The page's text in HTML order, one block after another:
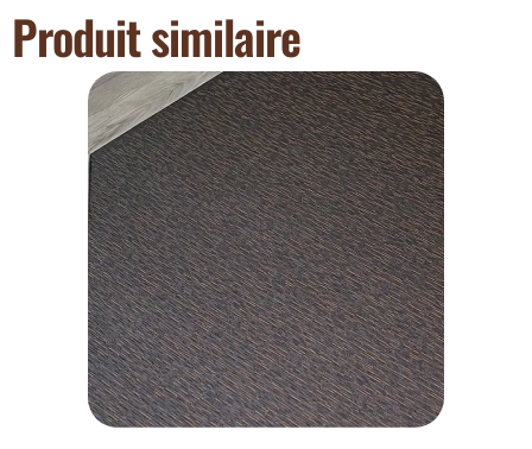
Produit similaire